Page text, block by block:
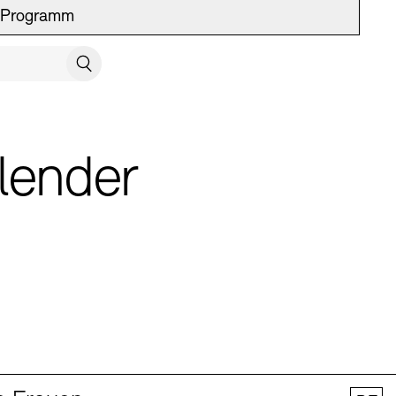
Programm